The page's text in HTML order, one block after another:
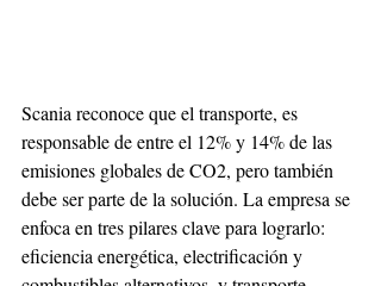
Scania reconoce que el transporte, es
responsable de entre el 12% y 14% de las
emisiones globales de CO2, pero también
debe ser parte de la solución. La empresa se
enfoca en tres pilares clave para lograrlo:
eficiencia energética, electrificación y